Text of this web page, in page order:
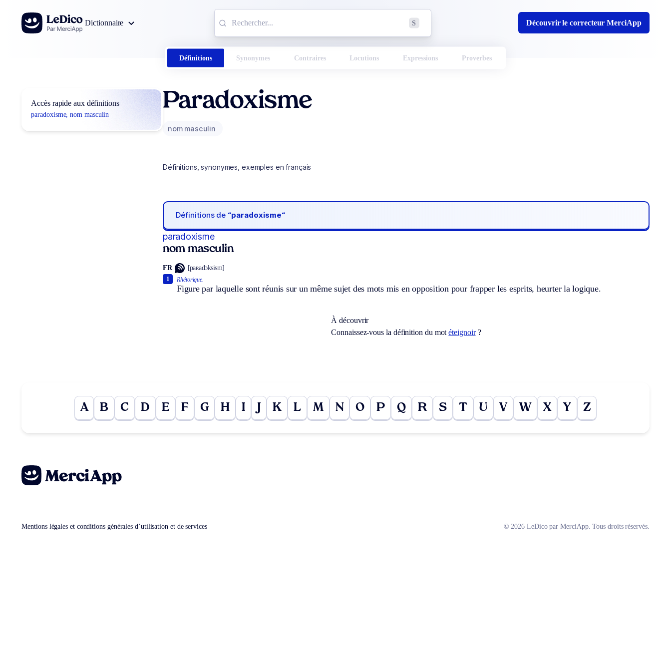
Aller au contenu
Dictionnaire
S Découvrir le correcteur MerciApp
Définitions Synonymes Contraires Locutions Expressions Proverbes
Accès rapide aux définitions
paradoxisme, nom masculin
Paradoxisme
nom masculin
Définitions, synonymes, exemples en français
Définitions de “paradoxisme“
paradoxisme
nom masculin
FR [paʀadɔksism]
Rhétorique.
Figure par laquelle sont réunis sur un même sujet des mots mis en opposition pour frapper les esprits, heurter la logique.
1
À découvrir
Connaissez-vous la définition du motéteignoir?
A B C D E F G H I K L M N O P Q R S T U V W X Y Z
Mentions légales et conditions générales d’utilisation et de services © 2026 LeDico par MerciApp. Tous droits réservés.